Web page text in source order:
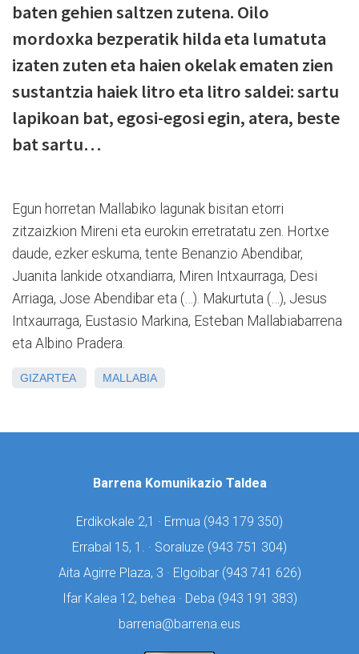
baten gehien saltzen zutena. Oilo
mordoxka bezperatik hilda eta lumatuta
izaten zuten eta haien okelak ematen zien
sustantzia haiek litro eta litro saldei: sartu
lapikoan bat, egosi-egosi egin, atera, beste
bat sartu…
Egun horretan Mallabiko lagunak bisitan etorri
zitzaizkion Mireni eta eurokin erretratatu zen. Hortxe
daude, ezker eskuma, tente Benanzio Abendibar,
Juanita lankide otxandiarra, Miren Intxaurraga, Desi
Arriaga, Jose Abendibar eta (…). Makurtuta (…), Jesus
Intxaurraga, Eustasio Markina, Esteban Mallabiabarrena
eta Albino Pradera.
GIZARTEA MALLABIA
Barrena Komunikazio Taldea
Erdikokale 2,1 · Ermua (943 179 350)
Errabal 15, 1. · Soraluze (943 751 304)
Aita Agirre Plaza, 3 · Elgoibar (943 741 626)
Ifar Kalea 12, behea · Deba (943 191 383)
barrena@barrena.eus